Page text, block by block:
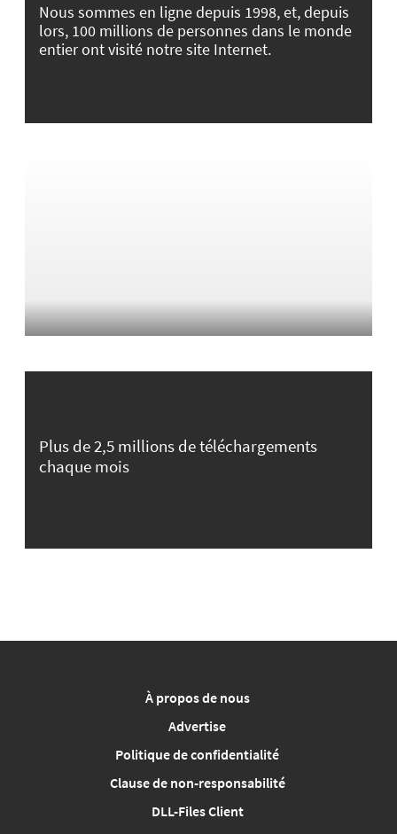
Nous sommes en ligne depuis 1998, et, depuis
lors, 100 millions de personnes dans le monde
entier ont visité notre site Internet.
Plus de 2,5 millions de téléchargements
chaque mois
À propos de nous
Advertise
Politique de confidentialité
Clause de non-responsabilité
DLL-Files Client